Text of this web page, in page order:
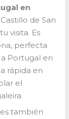
en
de San
visita. Es
perfecta
Portugal en
rápida en
el
es también